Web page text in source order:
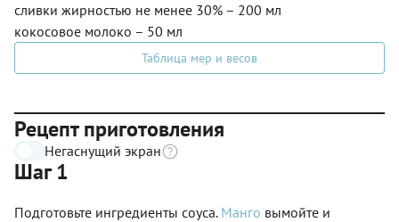
сливки жирностью не менее 30% – 200 мл
кокосовое молоко – 50 мл
Таблица мер и весов
Рецепт приготовления
Негаснущий экран
Шаг 1
Подготовьте ингредиенты соуса. Манго вымойте и